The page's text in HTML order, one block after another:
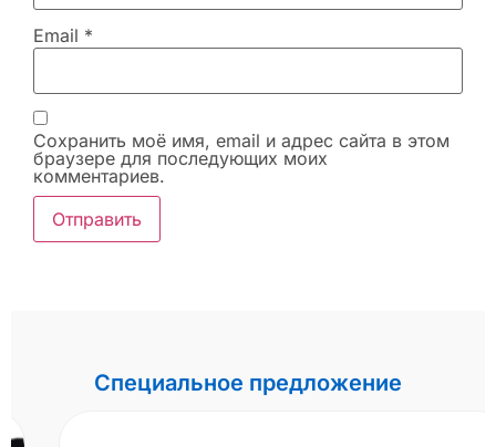
Email *
Сохранить моё имя, email и адрес сайта в этом
браузере для последующих моих
комментариев.
Специальное предложение